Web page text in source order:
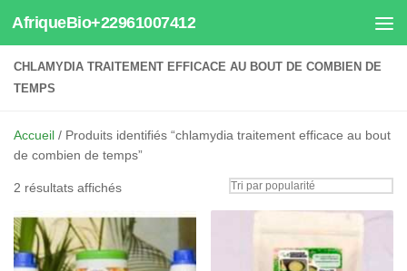
Au dessous du contenu
AfriqueBio+22961007412
CHLAMYDIA TRAITEMENT EFFICACE AU BOUT DE COMBIEN DE
TEMPS
Accueil / Produits identifiés “chlamydia traitement efficace au bout
de combien de temps”
2 résultats affichésTrié
popularité